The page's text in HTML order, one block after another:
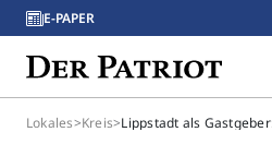
E-PAPER
Lokales>Kreis>